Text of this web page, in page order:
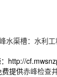
水渠槽：水利
http://
提供赤峰检查